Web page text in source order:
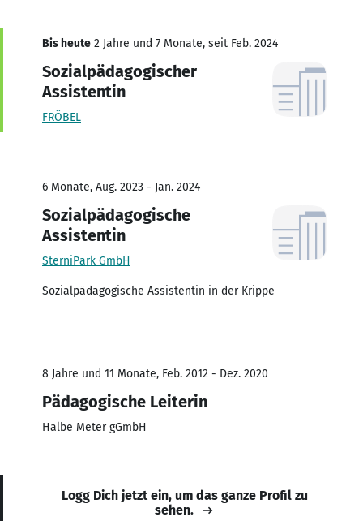
Bis heute 2 Jahre und 7 Monate, seit Feb. 2024
Sozialpädagogischer
Assistentin
FRÖBEL
6 Monate, Aug. 2023 - Jan. 2024
Sozialpädagogische
Assistentin
SterniPark GmbH
Sozialpädagogische Assistentin in der Krippe
8 Jahre und 11 Monate, Feb. 2012 - Dez. 2020
Pädagogische Leiterin
Halbe Meter gGmbH
Logg Dich jetzt ein, um das ganze Profil zu
sehen.